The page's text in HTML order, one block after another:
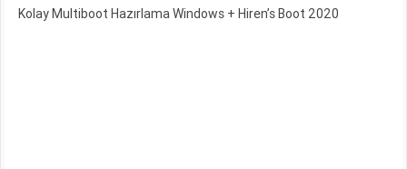
Kolay Multiboot Hazırlama Windows + Hiren’s Boot 2020